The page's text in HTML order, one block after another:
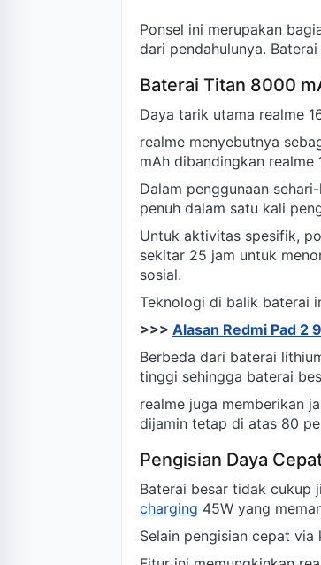
Ponsel ini merupakan
dari pendahulunya.
Baterai Titan 8000
Daya tarik utama realme
realme menyebutnya
mAh dibandingkan realme
Dalam penggunaan
penuh dalam satu kali
Untuk aktivitas spesifik,
sekitar 25 jam untuk
sosial.
Teknologi di balik baterai
>>> Alasan Redmi Pad 2
Berbeda dari baterai
tinggi sehingga baterai
realme juga memberikan
dijamin tetap di atas 80
Pengisian Daya
Baterai besar tidak cukup
charging 45W yang
Selain pengisian cepat via